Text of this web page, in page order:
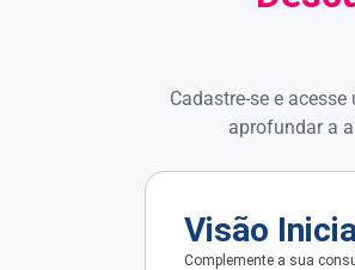
Cadastre-se e
aprofundar a
Visão
Complemente a sua